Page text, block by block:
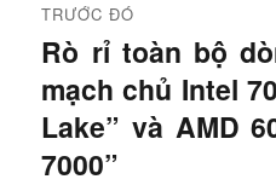
i
ề
u
TRƯỚC ĐÓ
B
à
i
t
Rò rỉ toàn bộ
mạch chủ Intel
Lake” và AMD
7000”